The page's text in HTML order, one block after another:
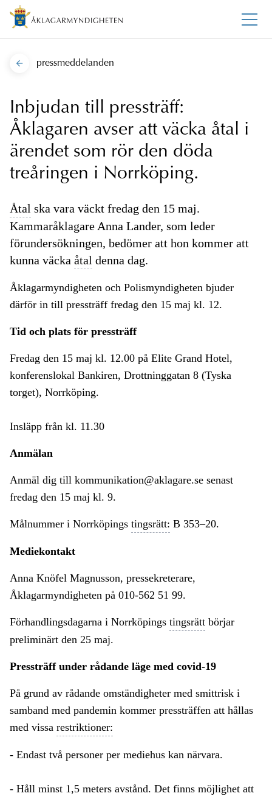
pressmeddelanden
Inbjudan till pressträff:
Åklagaren avser att väcka åtal i
ärendet som rör den döda
treåringen i Norrköping.
Åtal ska vara väckt fredag den 15 maj.
Kammaråklagare Anna Lander, som leder
förundersökningen, bedömer att hon kommer att
kunna väcka åtal denna dag.
Åklagarmyndigheten och Polismyndigheten bjuder
därför in till pressträff fredag den 15 maj kl. 12.
Tid och plats för pressträff
Fredag den 15 maj kl. 12.00 på Elite Grand Hotel,
konferenslokal Bankiren, Drottninggatan 8 (Tyska
torget), Norrköping.
Insläpp från kl. 11.30
Anmälan
Anmäl dig till kommunikation@aklagare.se senast
fredag den 15 maj kl. 9.
Målnummer i Norrköpings tingsrätt: B 353–20.
Mediekontakt
Anna Knöfel Magnusson, pressekreterare,
Åklagarmyndigheten på 010-562 51 99.
Förhandlingsdagarna i Norrköpings tingsrätt börjar
preliminärt den 25 maj.
Pressträff under rådande läge med covid-19
På grund av rådande omständigheter med smittrisk i
samband med pandemin kommer pressträffen att hållas
med vissa restriktioner:
- Endast två personer per mediehus kan närvara.
- Håll minst 1,5 meters avstånd. Det finns möjlighet att